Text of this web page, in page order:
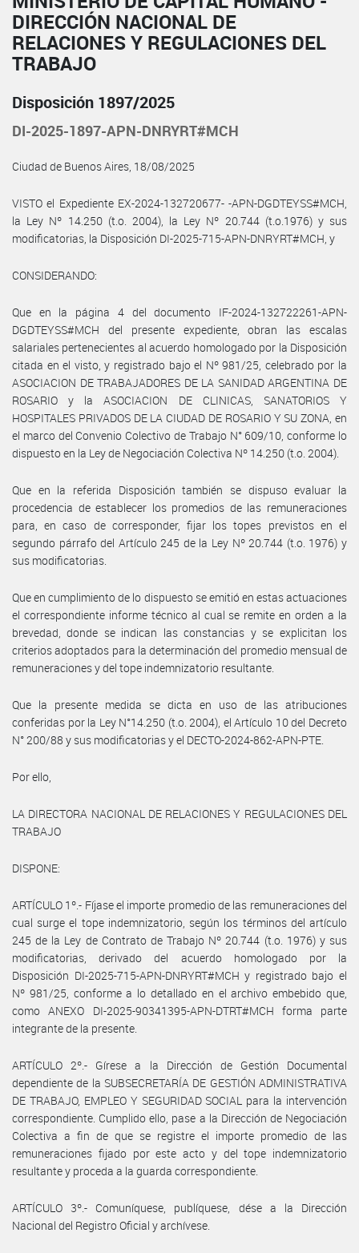
DIRECCIÓN NACIONAL DE
RELACIONES Y REGULACIONES DEL
TRABAJO
Disposición 1897/2025
DI-2025-1897-APN-DNRYRT#MCH
Ciudad de Buenos Aires, 18/08/2025
VISTO el Expediente EX-2024-132720677- -APN-DGDTEYSS#MCH,
la Ley Nº 14.250 (t.o. 2004), la Ley Nº 20.744 (t.o.1976) y sus
modificatorias, la Disposición DI-2025-715-APN-DNRYRT#MCH, y
CONSIDERANDO:
Que en la página 4 del documento IF-2024-132722261-APN-
DGDTEYSS#MCH del presente expediente, obran las escalas
salariales pertenecientes al acuerdo homologado por la Disposición
citada en el visto, y registrado bajo el Nº 981/25, celebrado por la
ASOCIACION DE TRABAJADORES DE LA SANIDAD ARGENTINA DE
ROSARIO y la ASOCIACION DE CLINICAS, SANATORIOS Y
HOSPITALES PRIVADOS DE LA CIUDAD DE ROSARIO Y SU ZONA, en
el marco del Convenio Colectivo de Trabajo N° 609/10, conforme lo
dispuesto en la Ley de Negociación Colectiva Nº 14.250 (t.o. 2004).
Que en la referida Disposición también se dispuso evaluar la
procedencia de establecer los promedios de las remuneraciones
para, en caso de corresponder, fijar los topes previstos en el
segundo párrafo del Artículo 245 de la Ley Nº 20.744 (t.o. 1976) y
sus modificatorias.
Que en cumplimiento de lo dispuesto se emitió en estas actuaciones
el correspondiente informe técnico al cual se remite en orden a la
brevedad, donde se indican las constancias y se explicitan los
criterios adoptados para la determinación del promedio mensual de
remuneraciones y del tope indemnizatorio resultante.
Que la presente medida se dicta en uso de las atribuciones
conferidas por la Ley N°14.250 (t.o. 2004), el Artículo 10 del Decreto
N° 200/88 y sus modificatorias y el DECTO-2024-862-APN-PTE.
Por ello,
LA DIRECTORA NACIONAL DE RELACIONES Y REGULACIONES DEL
TRABAJO
DISPONE:
ARTÍCULO 1º.- Fíjase el importe promedio de las remuneraciones del
cual surge el tope indemnizatorio, según los términos del artículo
245 de la Ley de Contrato de Trabajo Nº 20.744 (t.o. 1976) y sus
modificatorias, derivado del acuerdo homologado por la
Disposición DI-2025-715-APN-DNRYRT#MCH y registrado bajo el
Nº 981/25, conforme a lo detallado en el archivo embebido que,
como ANEXO DI-2025-90341395-APN-DTRT#MCH forma parte
integrante de la presente.
ARTÍCULO 2º.- Gírese a la Dirección de Gestión Documental
dependiente de la SUBSECRETARÍA DE GESTIÓN ADMINISTRATIVA
DE TRABAJO, EMPLEO Y SEGURIDAD SOCIAL para la intervención
correspondiente. Cumplido ello, pase a la Dirección de Negociación
Colectiva a fin de que se registre el importe promedio de las
remuneraciones fijado por este acto y del tope indemnizatorio
resultante y proceda a la guarda correspondiente.
ARTÍCULO 3º.- Comuníquese, publíquese, dése a la Dirección
Nacional del Registro Oficial y archívese.